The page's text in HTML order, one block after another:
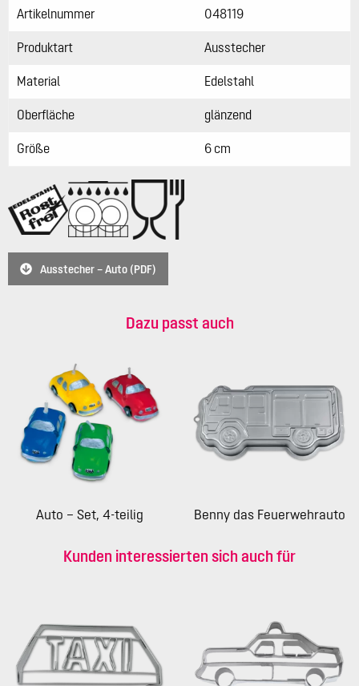
Artikelnummer 048119
Produktart Ausstecher
Material Edelstahl
Oberfläche glänzend
Größe 6 cm
Ausstecher – Auto (PDF)
Dazu passt auch
Auto – Set, 4-teilig Benny das Feuerwehrauto
Kunden interessierten sich auch für